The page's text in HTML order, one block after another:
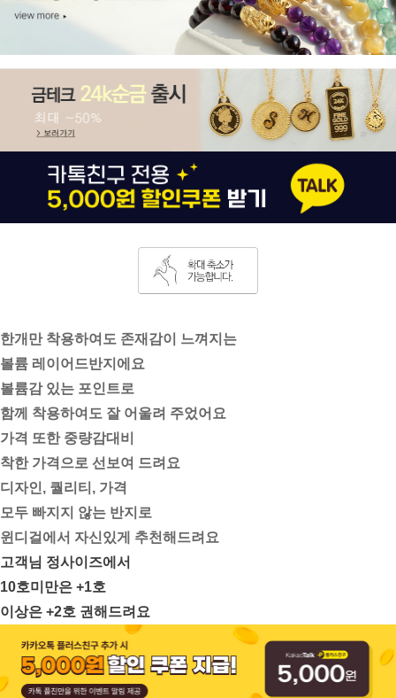
한개만 착용하여도 존재감이 느껴지는
볼륨 레이어드반지에요
볼륨감 있는 포인트로
함께 착용하여도 잘 어울려 주었어요
가격 또한 중량감대비
착한 가격으로 선보여 드려요
디자인, 퀄리티, 가격
모두 빠지지 않는 반지로
윈디걸에서 자신있게 추천해드려요
고객님 정사이즈에서
10호미만은 +1호
이상은 +2호 권해드려요